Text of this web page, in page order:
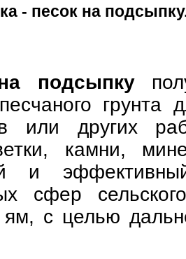
- песок на
подсыпку
грунта
или других
камни,
и
сфер
ям, с целью